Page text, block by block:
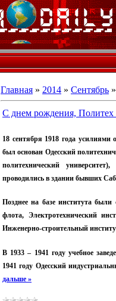
Главная » 2014 » Сентябрь »
С днем рождения, Политех
18 cентября 1918 года
был основан Одесский
политехнический
проводились в здании бывших
Позднее на базе института
флота, Электротехнический
Инженерно-строительный
В 1933 – 1941 году учебное
1941 году Одесский
дальше »